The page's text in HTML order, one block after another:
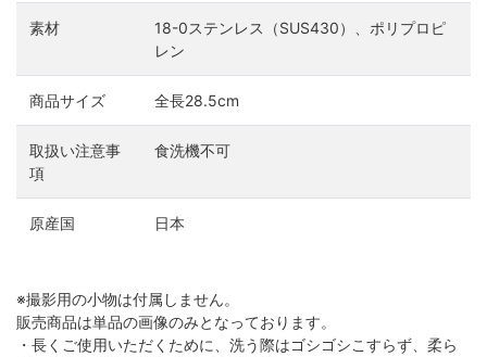
素材
18-0ステンレス（SUS430）、ポリプロピ
レン
商品サイズ 全長28.5cm
取扱い注意事
項
食洗機不可
原産国 日本
※撮影用の小物は付属しません。
販売商品は単品の画像のみとなっております。
・長くご使用いただくために、洗う際はゴシゴシこすらず、柔ら